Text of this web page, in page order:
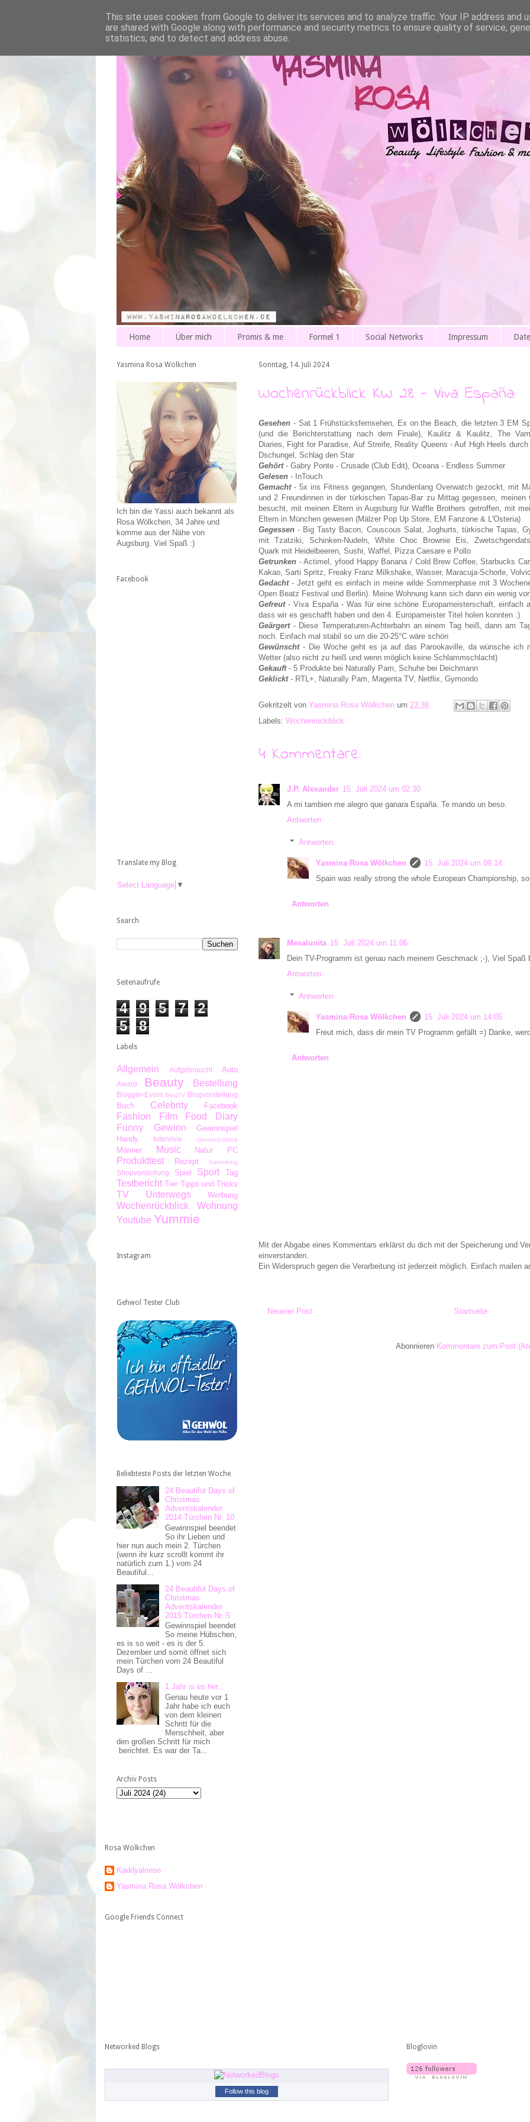
Home Über mich Promis & me Formel 1 Social Networks Impressum
Sonntag, 14. Juli 2024
Wochenrückblick KW 28 - Viva España
Gesehen - Sat 1 Frühstücksfernsehen, Ex on the Beach , die letzten 3 EM
(und die Berichterstattung nach dem Finale), Kaulitz & Kaulitz, The
Diaries, Fight for Paradise, Auf Streife, Reality Queens - Auf High Heels durch
Dschungel, Schlag den Star
Gehört- Gabry Ponte - Crusade (Club Edit), Oceana - Endless Summer
Gelesen - InTouch
Gemacht- 5x ins Fitness gegangen, Stundenlang Overwatch gezockt, mit
und 2 Freundinnen in der türkischen Tapas-Bar zu Mittag gegessen, meinen
besucht, mit meinen Eltern in Augsburg für Waffle Brothers getroffen, mit
Eltern in München gewesen (Mälzer Pop Up Store, EM Fanzone & L'Osteria)
Gegessen - Big Tasty Bacon, Couscous Salat, Joghurts, türkische Tapas,
mit Tzatziki, Schinken-Nudeln, White Choc Brownie Eis,
Quark mit Heidelbeeren, Sushi, Waffel, Pizza Caesare e Pollo
Getrunken - Actimel, yfood Happy Banana / Cold Brew Coffee, Starbucks
Kakao, Sarti Spritz, Freaky Franz Milkshake, Wasser, Maracuja-Schorle,
Gedacht- Jetzt geht es einfach in meine wilde Sommerphase mit 3
Open Beatz Festival und Berlin). Meine Wohnung kann sich dann ein wenig
Gefreut- Viva España - Was für eine schöne Europameisterschaft, einfach
dass wir es geschafft haben und den 4. Europameister Titel holen konnten :)
Geärgert- Diese Temperaturen-Achterbahn an einem Tag heiß, dann am
noch. Einfach mal stabil so um die 20-25°C wäre schön
Gewünscht- Die Woche geht es ja auf das Parookaville, da wünsche ich
Wetter (also nicht zu heiß und wenn möglich keine Schlammschlacht)
Gekauft- 5 Produkte bei Naturally Pam, Schuhe bei Deichmann
Geklickt- RTL+, Naturally Pam, Magenta TV, Netflix, Gymondo
Gekritzelt von Yasmina Rosa Wölkchen um 23:38
Labels: Wochenrückblick
4 Kommentare:
J.P. Alexander 15. Juli 2024 um 02:30
A mi tambien me alegro que ganara España. Te mando un beso.
Antworten
Antworten
Yasmina Rosa Wölkchen
15. Juli 2024 um 09:14
Spain was really strong the whole European Championship,
Antworten
Mesalunita 15. Juli 2024 um 11:06
Dein TV-Programm ist genau nach meinem Geschmack ;-), Viel Spaß
Antworten
Antworten
Yasmina Rosa Wölkchen
15. Juli 2024 um 14:05
Freut mich, dass dir mein TV Programm gefällt =) Danke,
Antworten
Mit der Abgabe eines Kommentars erklärst du dich mit der Speicherung und
einverstanden.
Ein Widerspruch gegen die Verarbeitung ist jederzeit möglich. Einfach mailen
Neuerer Post Startseite
Abonnieren Kommentare zum Post
Yasmina Rosa Wölkchen
Ich bin die Yassi auch bekannt als
Rosa Wölkchen, 34 Jahre und
komme aus der Nähe von
Augsburg. Viel Spaß :)
Facebook
Translate my Blog
Select Language ▼
Search
Seitenaufrufe
4 9 5 7
2
5
8
Labels
Allgemein Aufgebraucht Auto
Award Beauty Bestellung
Blogger-Event BlogTV Blogvorstellung
Buch Celebrity Facebook
Fashion Film
Food Diary
Funny
Gewinn
Gewinnspiel
Handy
Interview Jahresrückblick
Männer Music Natur PC
Produkttest Rezept Sammlung
Shopvorstellung Spiel Sport Tag
Testbericht Tier Tipps und Tricks
TV Unterwegs Werbung
Wochenrückblick
Wohnung
Youtube Yummie
Instagram
Gehwol Tester Club
Beliebteste Posts der letzten Woche
24 Beautiful Days of
Christmas
Adventskalender
2014 Türchen Nr. 10
Gewinnspiel beendet
So ihr Lieben und
hier nun auch mein 2. Türchen
(wenn ihr kurz scrollt kommt ihr
natürlich zum 1.) vom 24
Beautiful...
24 Beautiful Days of
Christmas
Adventskalender
2015 Türchen Nr. 5
Gewinnspiel beendet
So meine Hübschen,
es is so weit - es is der 5.
Dezember und somit öffnet sich
mein Türchen vom 24 Beautiful
Days of ...
1 Jahr is es her...
Genau heute vor 1
Jahr habe ich euch
von dem kleinen
Schritt für die
Menschheit, aber
den großen Schritt für mich
berichtet. Es war der Ta...
Archiv Posts
Rosa Wölkchen
Kaddyalonso
Yasmina Rosa Wölkchen
Google Friends Connect
Networked Blogs
Follow this blog
Bloglovin
This site uses cookies from Google to deliver its services and to analyze traffic. Your IP address and
are shared with Google along with performance and security metrics to ensure quality of service,
statistics, and to detect and address abuse.